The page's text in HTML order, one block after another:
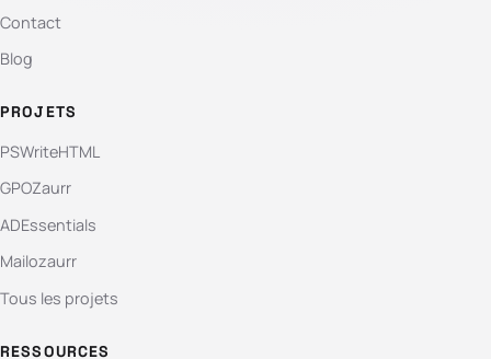
Contact
Blog
PROJETS
PSWriteHTML
GPOZaurr
ADEssentials
Mailozaurr
Tous les projets
RESSOURCES